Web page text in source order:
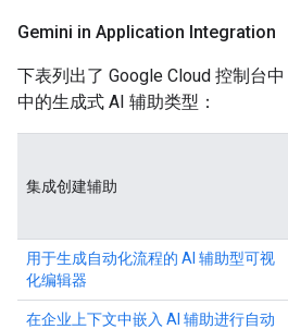
Gemini in Application Integration
下表列出了 Google Cloud 控制台中
中的生成式 AI 辅助类型：
集成创建辅助
用于生成自动化流程的 AI 辅助型可视
化编辑器
在企业上下文中嵌入 AI 辅助进行自动